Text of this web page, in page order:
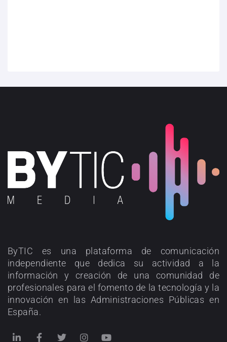
ByTIC es una plataforma de comunicación
independiente que dedica su actividad a la
información y creación de una comunidad de
profesionales para el fomento de la tecnología y la
innovación en las Administraciones Públicas en
España.